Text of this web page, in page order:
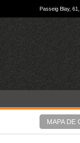
Passeig Blay,
MAPA DE